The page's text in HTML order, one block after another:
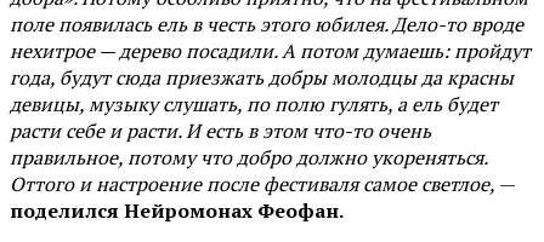
поле появилась ель в честь этого юбилея. Дело-то вроде
нехитрое — дерево посадили. А потом думаешь: пройдут
года, будут сюда приезжать добры молодцы да красны
девицы, музыку слушать, по полю гулять, а ель будет
расти себе и расти. И есть в этом что-то очень
правильное, потому что добро должно укореняться.
Оттого и настроение после фестиваля самое светлое, —
поделился Нейромонах Феофан.